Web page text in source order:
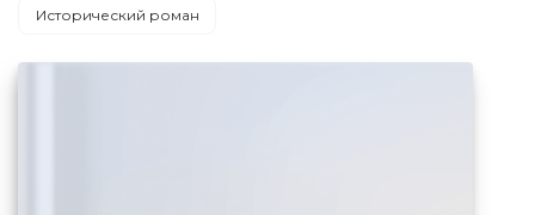
Исторический роман